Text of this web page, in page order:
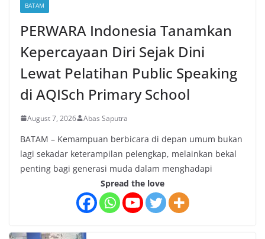
BATAM
PERWARA Indonesia Tanamkan
Kepercayaan Diri Sejak Dini
Lewat Pelatihan Public Speaking
di AQISch Primary School
August 7, 2026 Abas Saputra
BATAM – Kemampuan berbicara di depan umum bukan
lagi sekadar keterampilan pelengkap, melainkan bekal
penting bagi generasi muda dalam menghadapi
Spread the love